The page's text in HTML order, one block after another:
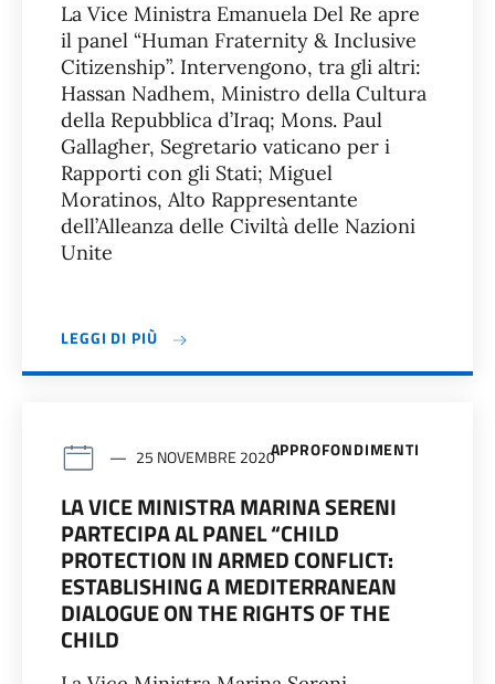
La Vice Ministra Emanuela Del Re apre
il panel “Human Fraternity & Inclusive
Citizenship”. Intervengono, tra gli altri:
Hassan Nadhem, Ministro della Cultura
della Repubblica d’Iraq; Mons. Paul
Gallagher, Segretario vaticano per i
Rapporti con gli Stati; Miguel
Moratinos, Alto Rappresentante
dell’Alleanza delle Civiltà delle Nazioni
Unite
LEGGI DI PIÙ
APPROFONDIMENTI
25 NOVEMBRE 2020
LA VICE MINISTRA MARINA SERENI
PARTECIPA AL PANEL “CHILD
PROTECTION IN ARMED CONFLICT:
ESTABLISHING A MEDITERRANEAN
DIALOGUE ON THE RIGHTS OF THE
CHILD